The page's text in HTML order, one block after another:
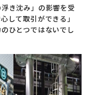
き沈み」の影響を受
して取引ができる」
ひとつではないでし